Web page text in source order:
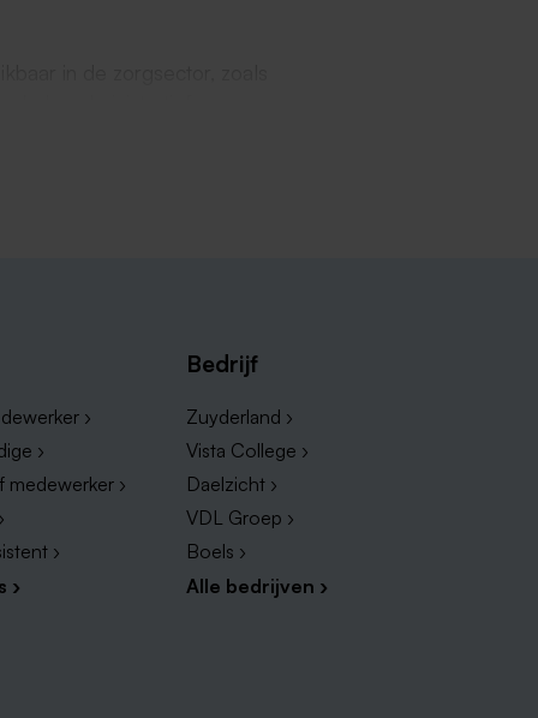
wil struinen in de zoektoch
›
›
medewerker ›
›
›
Bedrijf
Zuyderland ›
Vista College ›
Daelzicht ›
VDL Groep ›
Boels ›
Alle bedrijven ›